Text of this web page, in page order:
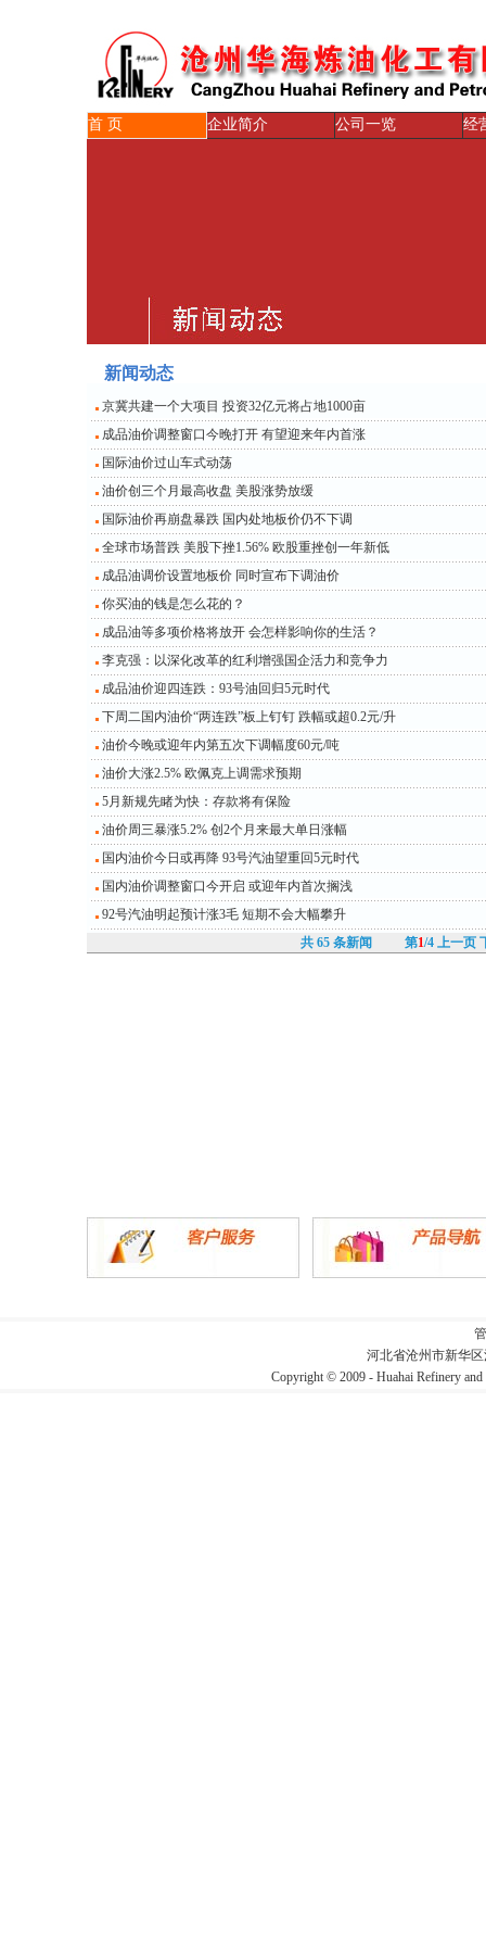
首 页 企业简介 公司一览 经
新闻动态
京冀共建一个大项目 投资32亿元将占地1000亩
成品油价调整窗口今晚打开 有望迎来年内首涨
国际油价过山车式动荡
油价创三个月最高收盘 美股涨势放缓
国际油价再崩盘暴跌 国内处地板价仍不下调
全球市场普跌 美股下挫1.56% 欧股重挫创一年新低
成品油调价设置地板价 同时宣布下调油价
你买油的钱是怎么花的？
成品油等多项价格将放开 会怎样影响你的生活？
李克强：以深化改革的红利增强国企活力和竞争力
成品油价迎四连跌：93号油回归5元时代
下周二国内油价“两连跌”板上钉钉 跌幅或超0.2元/升
油价今晚或迎年内第五次下调幅度60元/吨
油价大涨2.5% 欧佩克上调需求预期
5月新规先睹为快：存款将有保险
油价周三暴涨5.2% 创2个月来最大单日涨幅
国内油价今日或再降 93号汽油望重回5元时代
国内油价调整窗口今开启 或迎年内首次搁浅
92号汽油明起预计涨3毛 短期不会大幅攀升
共 65 条新闻 第1/4 上一页
河北省沧州市新华
Copyright © 2009 - Huahai Refinery